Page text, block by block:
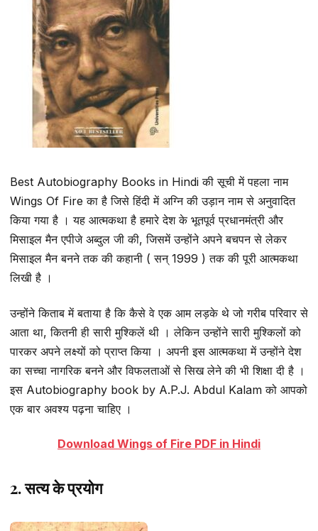
Best Autobiography Books in Hindi की सूची में पहला नाम
Wings Of Fire का है जिसे हिंदी में अग्नि की उड़ान नाम से अनुवादित
किया गया है । यह आत्मकथा है हमारे देश के भूतपूर्व प्रधानमंत्री और
मिसाइल मैन एपीजे अब्दुल जी की, जिसमें उन्होंने अपने बचपन से लेकर
मिसाइल मैन बनने तक की कहानी ( सन् 1999 ) तक की पूरी आत्मकथा
लिखी है ।
उन्होंने किताब में बताया है कि कैसे वे एक आम लड़के थे जो गरीब परिवार से
आता था, कितनी ही सारी मुश्किलें थी । लेकिन उन्होंने सारी मुश्किलों को
पारकर अपने लक्ष्यों को प्राप्त किया । अपनी इस आत्मकथा में उन्होंने देश
का सच्चा नागरिक बनने और विफलताओं से सिख लेने की भी शिक्षा दी है ।
इस Autobiography book by A.P.J. Abdul Kalam को आपको
एक बार अवश्य पढ़ना चाहिए ।
Download Wings of Fire PDF in Hindi
2. सत्य के प्रयोग